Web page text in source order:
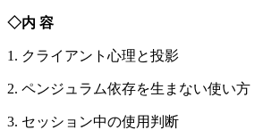
◇内 容
1. クライアント心理と投影
2. ペンジュラム依存を生まない使い方
3. セッション中の使用判断